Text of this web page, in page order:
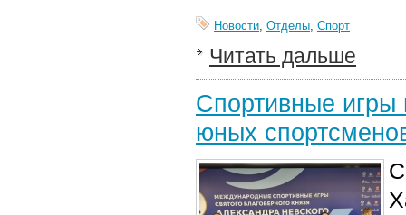
Новости, Отделы, Спорт
Читать дальше
Спортивные игры
юных